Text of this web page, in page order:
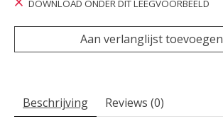
DOWNLOAD ONDER DIT LEEGVOORBEELD
Aan verlanglijst toevoegen
Beschrijving Reviews (0)